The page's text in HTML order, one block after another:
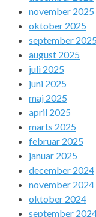
november 2025
oktober 2025
september 2025
august 2025
juli 2025
juni 2025
maj 2025
april 2025
marts 2025
februar 2025
januar 2025
december 2024
november 2024
oktober 2024
september